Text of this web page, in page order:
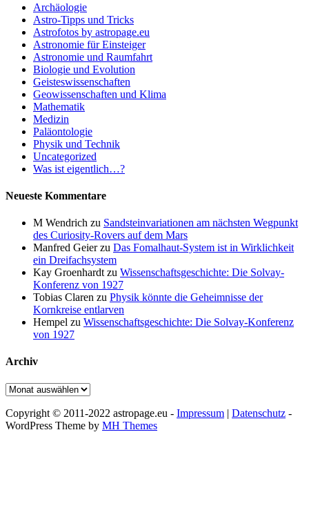
Archäologie
Astro-Tipps und Tricks
Astrofotos by astropage.eu
Astronomie für Einsteiger
Astronomie und Raumfahrt
Biologie und Evolution
Geisteswissenschaften
Geowissenschaften und Klima
Mathematik
Medizin
Paläontologie
Physik und Technik
Uncategorized
Was ist eigentlich…?
Neueste Kommentare
M Wendrich zu Sandsteinvariationen am nächsten Wegpunkt
des Curiosity-Rovers auf dem Mars
Manfred Geierzu Das Fomalhaut-System ist in Wirklichkeit
ein Dreifachsystem
Kay Groenhardt zu Wissenschaftsgeschichte: Die Solvay-
Konferenz von 1927
Tobias Claren zu Physik könnte die Geheimnisse der
Kornkreise entlarven
Hempel zu Wissenschaftsgeschichte: Die Solvay-Konferenz
von 1927
Archiv
Archiv
Copyright © 2011-2022 astropage.eu - Impressum | Datenschutz -
WordPress Theme by MH Themes